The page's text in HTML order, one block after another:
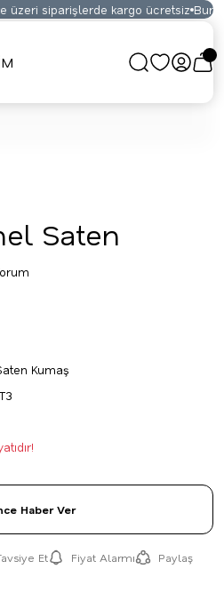
siparişlerde kargo ücretsiz Bursa
Saten
Kumaş
Haber Ver
Et Fiyat Alarmı
Paylaş